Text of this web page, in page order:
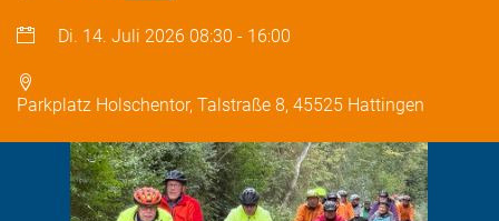
Di. 14. Juli 2026 08:30 - 16:00
Parkplatz Holschentor, Talstraße 8, 45525 Hattingen